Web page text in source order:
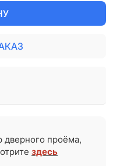
дверного проёма,
здесь